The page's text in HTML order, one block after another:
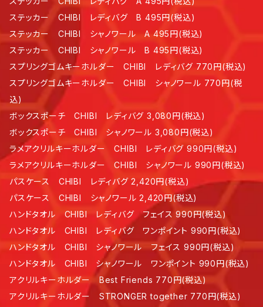
ステッカー CHIBI レディバグ B 495円(税込)
ステッカー CHIBI シャノワール A 495円(税込)
ステッカー CHIBI シャノワール B 495円(税込)
スプリングゴムキーホルダー CHIBI レディバグ 770円(税込)
スプリングゴムキーホルダー CHIBI シャノワール 770円(税
込)
ボックスポーチ CHIBI レディバグ 3,080円(税込)
ボックスポーチ CHIBI シャノワール 3,080円(税込)
ラメアクリルキーホルダー CHIBI レディバグ 990円(税込)
ラメアクリルキーホルダー CHIBI シャノワール 990円(税込)
パスケース CHIBI レディバグ 2,420円(税込)
パスケース CHIBI シャノワール 2,420円(税込)
ハンドタオル CHIBI レディバグ フェイス 990円(税込)
ハンドタオル CHIBI レディバグ ワンポイント 990円(税込)
ハンドタオル CHIBI シャノワール フェイス 990円(税込)
ハンドタオル CHIBI シャノワール ワンポイント 990円(税込)
アクリルキーホルダー Best Friends 770円(税込)
アクリルキーホルダー STRONGER together 770円(税込)